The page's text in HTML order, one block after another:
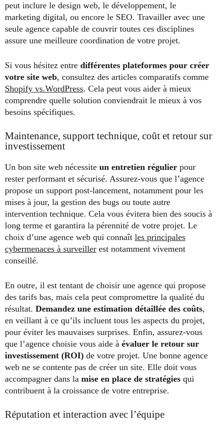
peut inclure le design web, le développement, le
marketing digital, ou encore le SEO. Travailler avec une
seule agence capable de couvrir toutes ces disciplines
assure une meilleure coordination de votre projet.
Si vous hésitez entre différentes plateformes pour créer
votre site web, consultez des articles comparatifs comme
Shopify vs.WordPress. Cela peut vous aider à mieux
comprendre quelle solution conviendrait le mieux à vos
besoins spécifiques.
Maintenance, support technique, coût et retour sur
investissement
Un bon site web nécessite un entretien régulier pour
rester performant et sécurisé. Assurez-vous que l’agence
propose un support post-lancement, notamment pour les
mises à jour, la gestion des bugs ou toute autre
intervention technique. Cela vous évitera bien des soucis à
long terme et garantira la pérennité de votre projet. Le
choix d’une agence web qui connaît les principales
cybermenaces à surveiller est notamment vivement
conseillé.
En outre, il est tentant de choisir une agence qui propose
des tarifs bas, mais cela peut compromettre la qualité du
résultat. Demandez une estimation détaillée des coûts,
en veillant à ce qu’ils incluent tous les aspects du projet,
pour éviter les mauvaises surprises. Enfin, assurez-vous
que l’agence choisie vous aide à évaluer le retour sur
investissement (ROI) de votre projet. Une bonne agence
web ne se contente pas de créer un site. Elle doit vous
accompagner dans la mise en place de stratégies qui
contribuent à la croissance de votre entreprise.
Réputation et interaction avec l’équipe